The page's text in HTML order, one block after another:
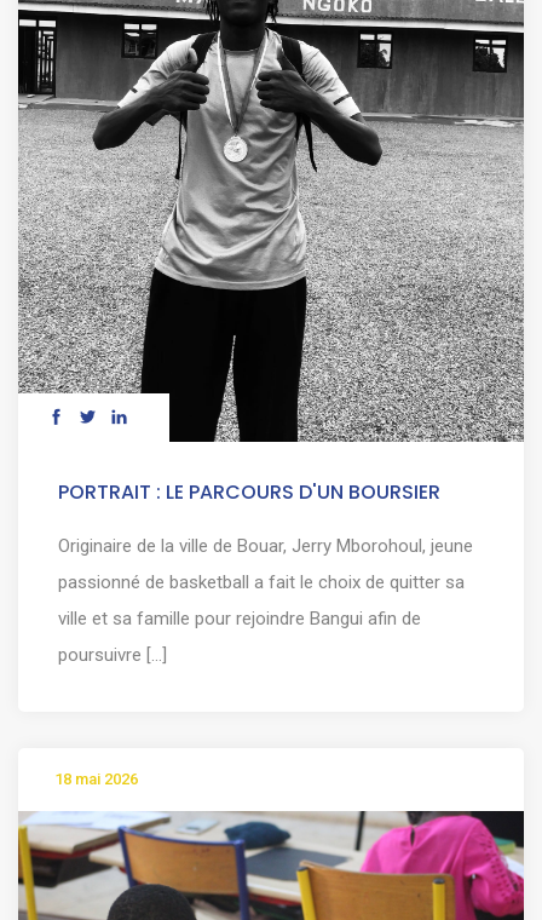
PORTRAIT : LE PARCOURS D'UN BOURSIER
Originaire de la ville de Bouar, Jerry Mborohoul, jeune
passionné de basketball a fait le choix de quitter sa
ville et sa famille pour rejoindre Bangui afin de
poursuivre [...]
18 mai 2026